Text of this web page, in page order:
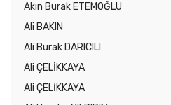
Akın Burak ETEMOĞLU
Ali BAKIN
Ali Burak DARICILI
Ali ÇELİKKAYA
Ali ÇELİKKAYA